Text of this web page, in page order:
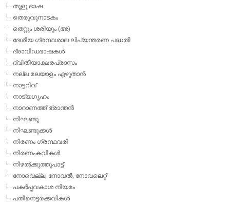
തുളു ഭാഷ
തെരുവുനാടകം
തെറ്റും ശരിയും (അ)
ദേശീയ ഗ്രന്ഥശാല ലിപ്യന്തരണ പദ്ധതി
ദ്രാവിഡഭാഷകള്‍
ദ്വിതീയാക്ഷരപ്രാസം
നല്ല മലയാളം എഴുതാന്‍
നാട്ടറിവ്
നാട്യഗൃഹം
നാറാണത്ത് ഭ്രാന്തന്‍
നിഘണ്ടു
നിഘണ്ടുക്കള്‍
നിരണം ഗ്രന്ഥവരി
നിരണംകവികള്‍
നിഴല്‍ക്കുത്തുപാട്ട്
നോവെല്ല, നോവല്‍, നോവലെറ്റ്
പകര്‍പ്പവകാശ നിയമം
പതിനെട്ടരക്കവികള്‍